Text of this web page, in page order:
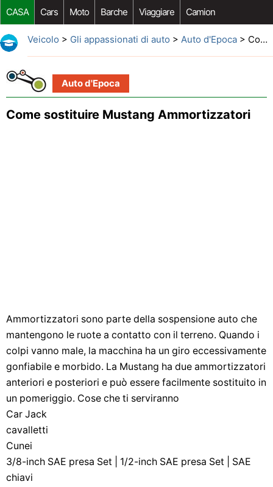
CASA Cars Moto Barche Viaggiare Camion
Riparazione Auto Acquisto Auto Car Opzioni Aftermarket
Veicolo > Gli appassionati di auto > Auto d'Epoca> Come sostituire Mustang Ammortizzatori
Auto d'Epoca
Come sostituire Mustang Ammortizzatori
Ammortizzatori sono parte della sospensione auto che
mantengono le ruote a contatto con il terreno. Quando i
colpi vanno male, la macchina ha un giro eccessivamente
gonfiabile e morbido. La Mustang ha due ammortizzatori
anteriori e posteriori e può essere facilmente sostituito in
un pomeriggio. Cose che ti serviranno
Car Jack
cavalletti
Cunei
3/8-inch SAE presa Set | 1/2-inch SAE presa Set | SAE
chiavi